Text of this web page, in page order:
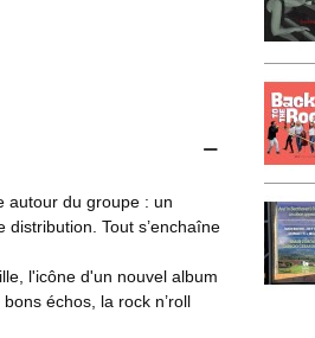
autour du groupe : un
Tout s’enchaîne
l'icône d'un nouvel album
échos, la rock n’roll